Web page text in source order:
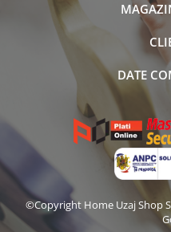
DATE
©Copyright Home Uzaj Shop